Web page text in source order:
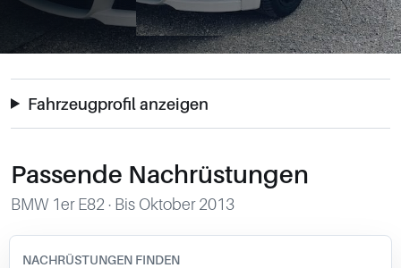
0049-861-900290
info@bimmer-manufaktur.de
Fahrzeugprofil anzeigen
Passende Nachrüstungen
BMW 1er E82 · Bis Oktober 2013
NACHRÜSTUNGEN FINDEN